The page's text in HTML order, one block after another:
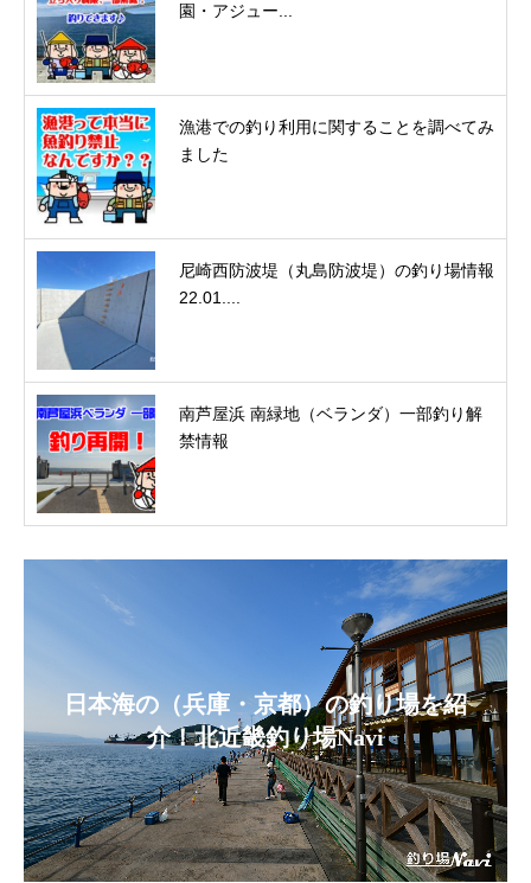
園・アジュー...
漁港での釣り利用に関することを調べてみ
ました
尼崎西防波堤（丸島防波堤）の釣り場情報
22.01....
南芦屋浜 南緑地（ベランダ）一部釣り解
禁情報
日本海の（兵庫・京都）の釣り場を紹
介！北近畿釣り場Navi